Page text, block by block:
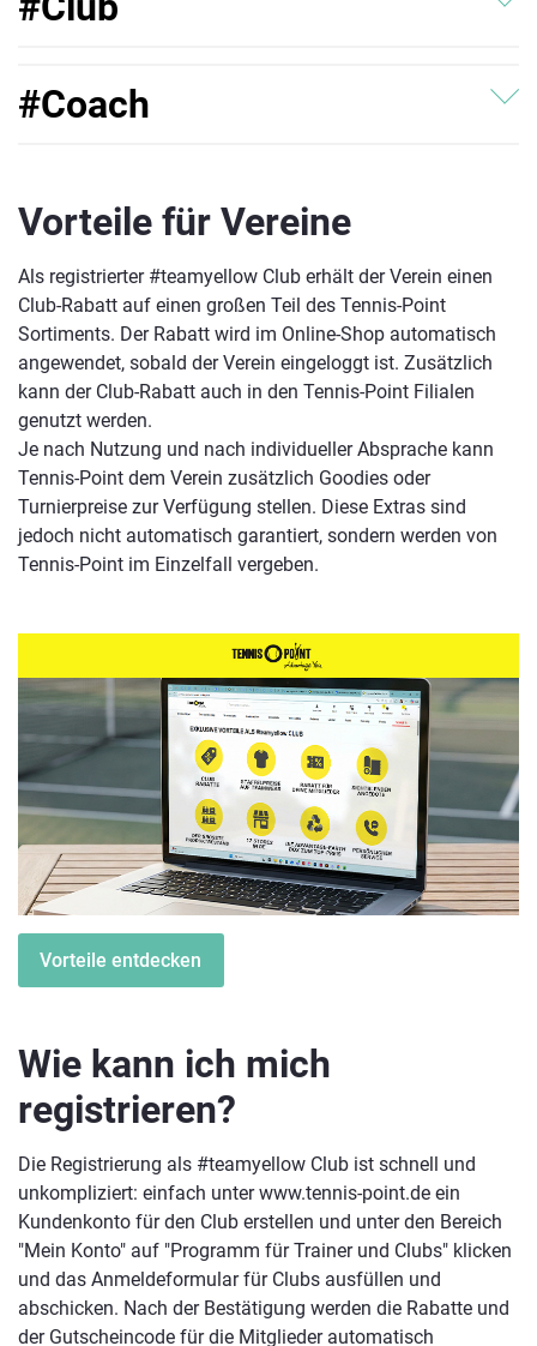
und Padelvereine. Clubs erhalten vergünstigte
Einkaufskonditionen bei Tennis-Point und bekommen
#Coach
speziellen Vorteilen und Konditionen für ihren Trainings-
über Tennis-Point.
Vorteile für Vereine
Als registrierter #teamyellow Club erhält der Verein einen
Club-Rabatt auf einen großen Teil des Tennis-Point
Sortiments. Der Rabatt wird im Online-Shop automatisch
angewendet, sobald der Verein eingeloggt ist. Zusätzlich
kann der Club-Rabatt auch in den Tennis-Point Filialen
genutzt werden.
Je nach Nutzung und nach individueller Absprache kann
Tennis-Point dem Verein zusätzlich Goodies oder
Turnierpreise zur Verfügung stellen. Diese Extras sind
jedoch nicht automatisch garantiert, sondern werden von
Tennis-Point im Einzelfall vergeben.
Vorteile entdecken
Wie kann ich mich
registrieren?
Die Registrierung als #teamyellow Club ist schnell und
unkompliziert: einfach unter www.tennis-point.de ein
Kundenkonto für den Club erstellen und unter den Bereich
"Mein Konto" auf "Programm für Trainer und Clubs" klicken
und das Anmeldeformular für Clubs ausfüllen und
abschicken. Nach der Bestätigung werden die Rabatte und
der Gutscheincode für die Mitglieder automatisch